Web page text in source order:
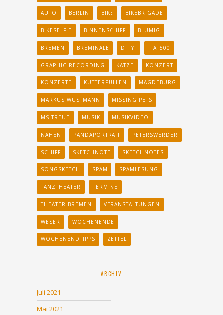
AUTO BERLIN BIKE BIKEBRIGADE
BIKESELFIE BINNENSCHIFF BLUMIG
BREMEN BREMINALE D.I.Y. FIAT500
GRAPHIC RECORDING KATZE KONZERT
KONZERTE KUTTERPULLEN MAGDEBURG
MARKUS WUSTMANN MISSING PETS
MS TREUE MUSIK MUSIKVIDEO
NÄHEN PANDAPORTRAIT PETERSWERDER
SCHIFF SKETCHNOTE SKETCHNOTES
SONGSKETCH SPAM SPAMLESUNG
TANZTHEATER TERMINE
THEATER BREMEN VERANSTALTUNGEN
WESER WOCHENENDE
WOCHENENDTIPPS ZETTEL
ARCHIV
Juli 2021
Mai 2021